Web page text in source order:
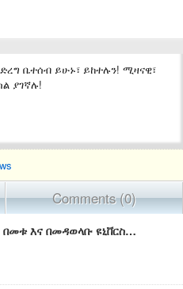
ቤተሰብ ይሁኑ፣ ይከተሉን! ሚዛናዊ፣
ያገኛሉ!
Comments (0)
በሃረማያ፣ በጅማ ፣ በመቱ እና በመዳወላቡ ዩኒቨርስቲዎች ወደ ሰላማዊ የመማር ማስተማር ስርዓት ለመመለስ እየተሰራ መሆኑን የዩኒቨርስቲዎቹ ፕሬዘዳንቶች ገለፁ